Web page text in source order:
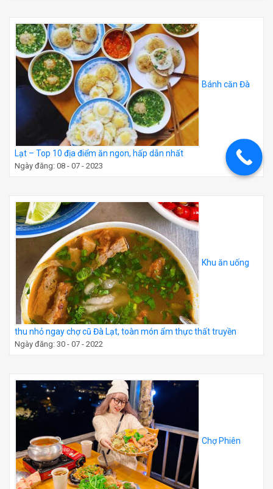
Bánh căn Đà
Lạt – Top 10 địa điểm ăn ngon, hấp dẫn nhất
Ngày đăng: 08 - 07 - 2023
Khu ăn uống
thu nhỏ ngay chợ cũ Đà Lạt, toàn món ẩm thực thất truyền
Ngày đăng: 30 - 07 - 2022
Chợ Phiên